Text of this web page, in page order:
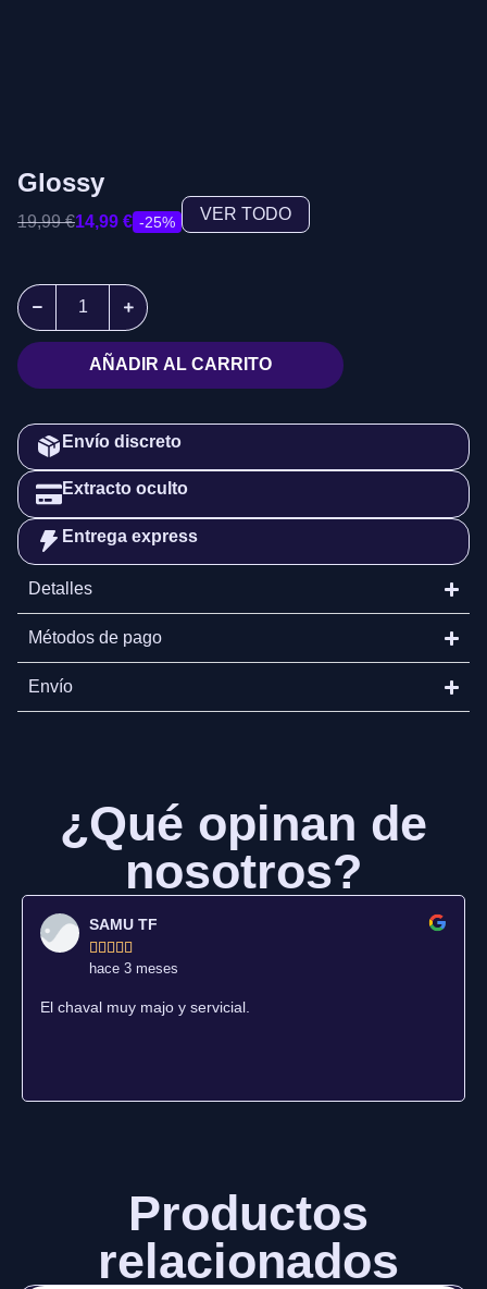
Glossy
19,99€14,99 € -25% VER TODO
AÑADIR AL CARRITO
Envío discreto
Extracto oculto
Entrega express
Detalles
Métodos de pago
Envío
¿Qué opinan de
nosotros?
SAMU TF
    
hace 3 meses
El chaval muy majo y servicial.
Productos
relacionados